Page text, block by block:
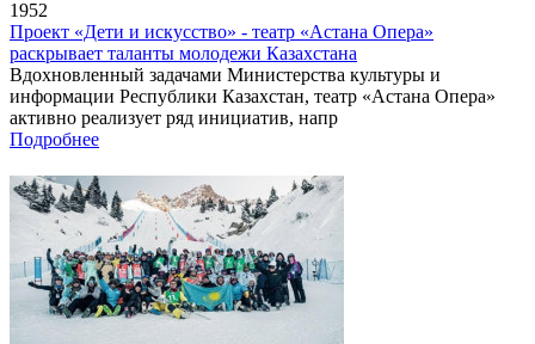
1952
Проект «Дети и искусство» - театр «Астана Опера»
раскрывает таланты молодежи Казахстана
Вдохновленный задачами Министерства культуры и
информации Республики Казахстан, театр «Астана Опера»
активно реализует ряд инициатив, напр
Подробнее